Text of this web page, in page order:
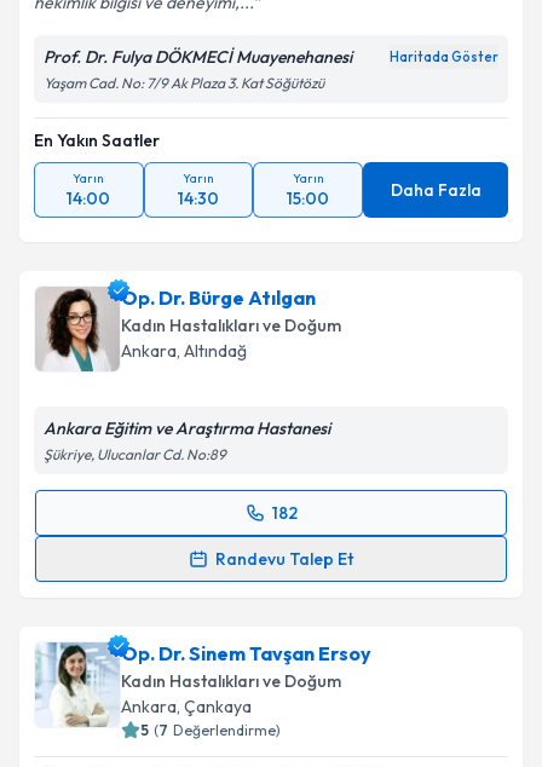
Prof. Dr. Fulya DÖKMECİ Muayenehanesi Haritada Göster
Yaşam Cad. No: 7/9 Ak Plaza 3. Kat Söğütözü
En Yakın Saatler
Yarın
14:00
Yarın
14:30
Yarın
15:00 Daha Fazla
Op. Dr. Bürge Atılgan
Kadın Hastalıkları ve Doğum
Ankara, Altındağ
Ankara Eğitim ve Araştırma Hastanesi
Şükriye, Ulucanlar Cd. No:89
182
Randevu Talep Et
Randevu Takvimi Talebi
takvim hazırlandığında e-posta ile bilgilendireceğiz.
E-posta Adresiniz
Op. Dr. Sinem Tavşan Ersoy
Kadın Hastalıkları ve Doğum
Ankara, Çankaya
5 (7 Değerlendirme)